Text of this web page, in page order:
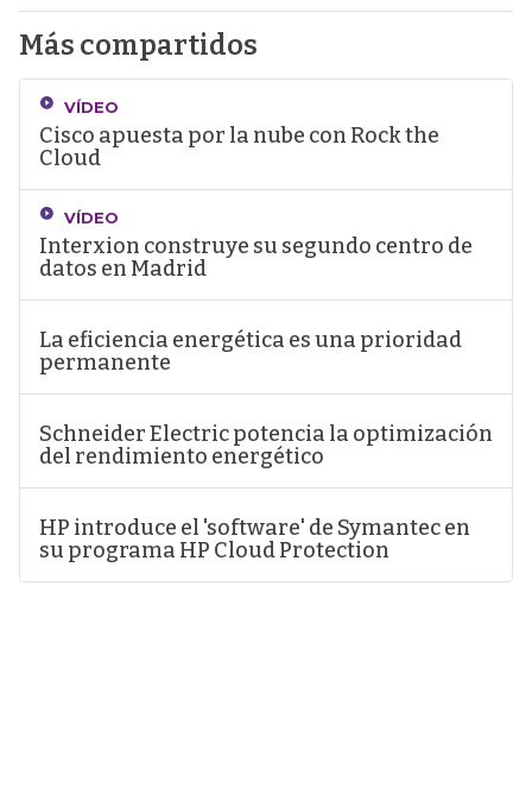
Más compartidos
VÍDEO
Cisco apuesta por la nube con Rock the
Cloud
VÍDEO
Interxion construye su segundo centro de
datos en Madrid
La eficiencia energética es una prioridad
permanente
Schneider Electric potencia la optimización
del rendimiento energético
HP introduce el 'software' de Symantec en
su programa HP Cloud Protection